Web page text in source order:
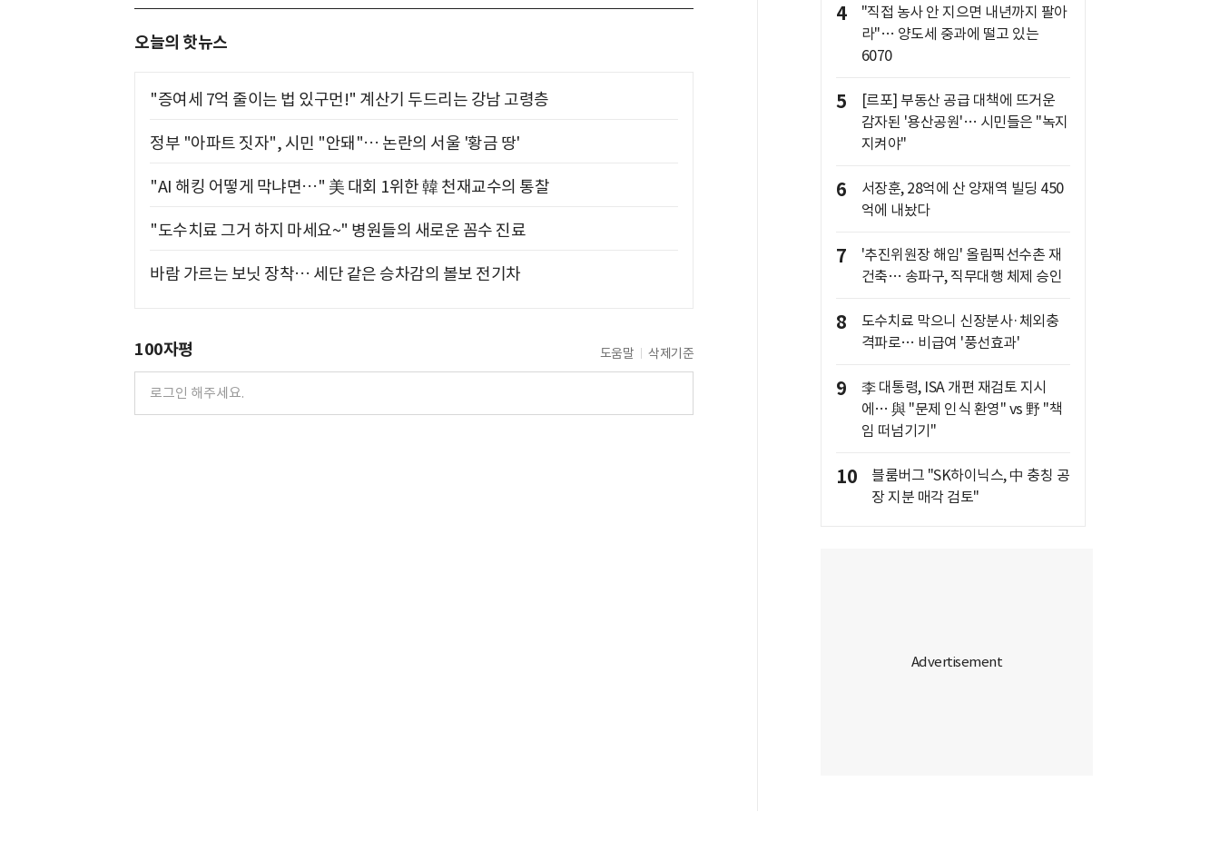
오늘의 핫뉴스
"증여세 7억 줄이는 법 있구먼!" 계산기 두드리는 강남 고령층
정부 "아파트 짓자", 시민 "안돼"… 논란의 서울 '황금 땅'
"AI 해킹 어떻게 막냐면…" 美 대회 1위한 韓 천재교수의 통찰
"도수치료 그거 하지 마세요~" 병원들의 새로운 꼼수 진료
바람 가르는 보닛 장착… 세단 같은 승차감의 볼보 전기차
100자평 도움말 삭제기준
4
"직접 농사 안 지으면 내년까지 팔아
라"… 양도세 중과에 떨고 있는
6070
5
[르포] 부동산 공급 대책에 뜨거운
감자된 '용산공원'… 시민들은 "녹지
지켜야"
6
서장훈, 28억에 산 양재역 빌딩 450
억에 내놨다
7
'추진위원장 해임' 올림픽선수촌 재
건축… 송파구, 직무대행 체제 승인
8
도수치료 막으니 신장분사·체외충
격파로… 비급여 '풍선효과'
9
李 대통령, ISA 개편 재검토 지시
에… 與 "문제 인식 환영" vs 野 "책
임 떠넘기기"
10
블룸버그 "SK하이닉스, 中 충칭 공
장 지분 매각 검토"